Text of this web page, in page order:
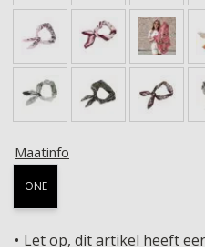
Maatinfo
ONE
Let op, dit artikel heeft